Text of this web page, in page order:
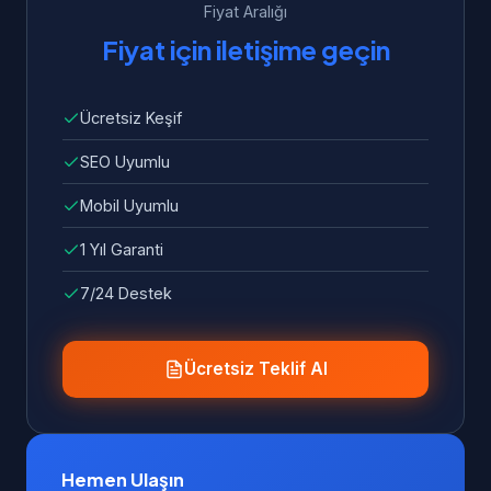
Fiyat Aralığı
Fiyat için iletişime geçin
Ücretsiz Keşif
SEO Uyumlu
Mobil Uyumlu
1 Yıl Garanti
7/24 Destek
Ücretsiz Teklif Al
Hemen Ulaşın